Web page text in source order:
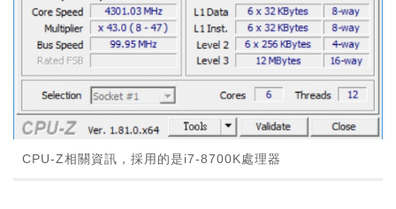
CPU-Z相關資訊，採用的是i7-8700K處理器